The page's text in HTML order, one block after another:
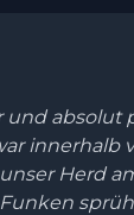
und absolut
innerhalb
Herd